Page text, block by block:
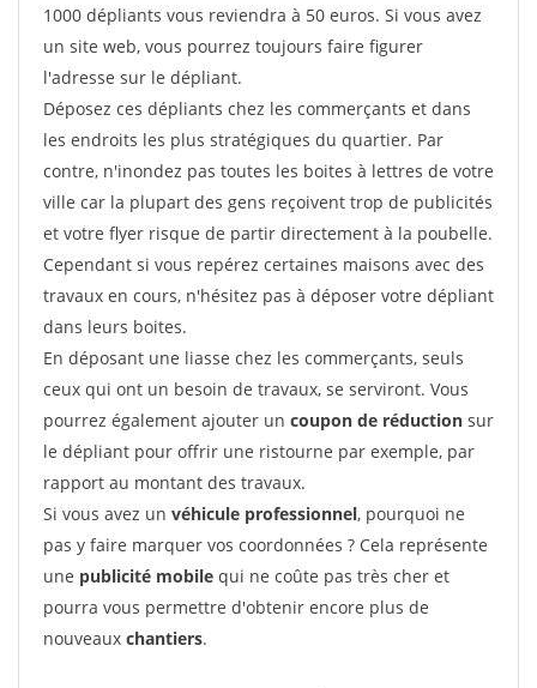
1000 dépliants vous reviendra à 50 euros. Si vous avez
un site web, vous pourrez toujours faire figurer
l'adresse sur le dépliant.
Déposez ces dépliants chez les commerçants et dans
les endroits les plus stratégiques du quartier. Par
contre, n'inondez pas toutes les boites à lettres de votre
ville car la plupart des gens reçoivent trop de publicités
et votre flyer risque de partir directement à la poubelle.
Cependant si vous repérez certaines maisons avec des
travaux en cours, n'hésitez pas à déposer votre dépliant
dans leurs boites.
En déposant une liasse chez les commerçants, seuls
ceux qui ont un besoin de travaux, se serviront. Vous
pourrez également ajouter un coupon de réduction sur
le dépliant pour offrir une ristourne par exemple, par
rapport au montant des travaux.
Si vous avez un véhicule professionnel, pourquoi ne
pas y faire marquer vos coordonnées ? Cela représente
une publicité mobile qui ne coûte pas très cher et
pourra vous permettre d'obtenir encore plus de
nouveaux chantiers.